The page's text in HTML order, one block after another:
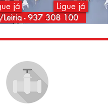
Leiria -937 308 100
já Ligue já